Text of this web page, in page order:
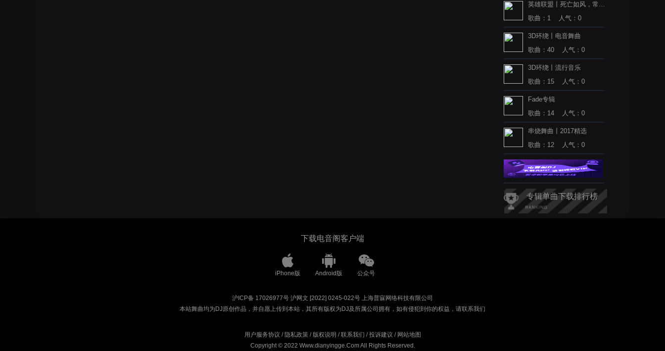
英雄联盟丨死亡如风，常伴
歌曲：1 人气：0
3D环绕丨电音舞曲
歌曲：40 人气：0
3D环绕丨流行音乐
歌曲：15 人气：0
Fade专辑
歌曲：14 人气：0
串烧舞曲丨2017精选
歌曲：12 人气：0
专辑单曲下载排行榜
下载电音阁客户端
iPhone版 Android版 公众号
沪ICP备 17026977号 沪网文 [2022] 0245-022号 上海普寐网络科技有限公司
本站舞曲均为DJ原创作品，并自愿上传到本站，其所有版权为DJ及所属公司拥有，如有侵犯到你的权益，请联系我们
用户服务协议 / 隐私政策/ 版权说明 /联系我们 /投诉建议 / 网站地图
Copyright © 2022 Www.dianyingge.Com All Rights Reserved.